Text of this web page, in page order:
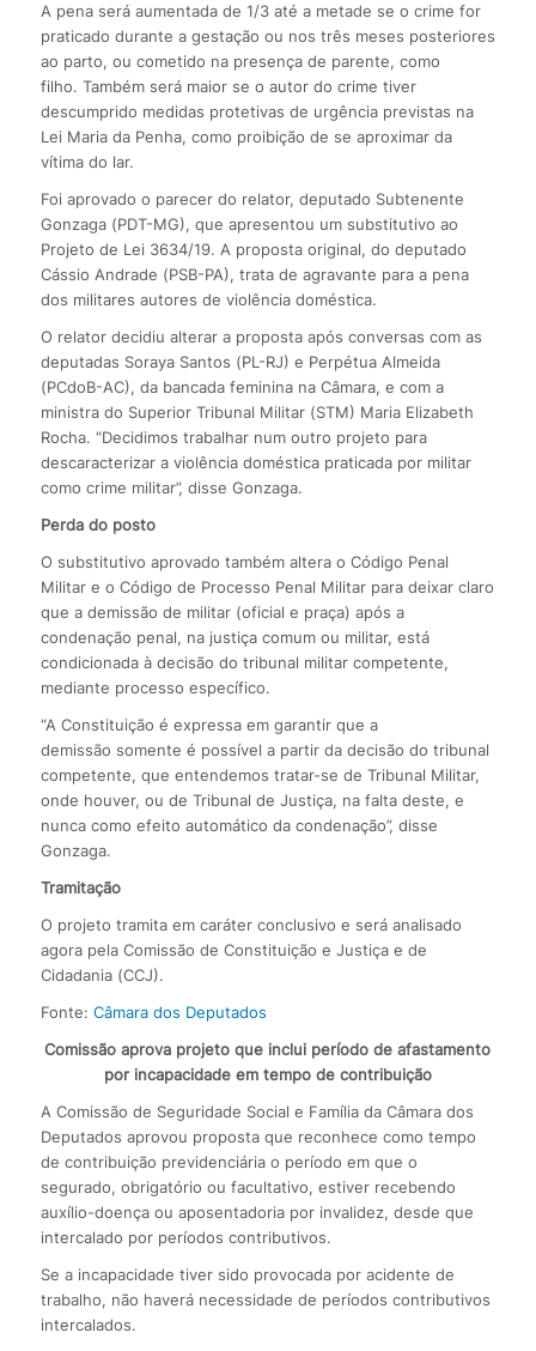
A pena será aumentada de 1/3 até a metade se o crime for
praticado durante a gestação ou nos três meses posteriores
ao parto, ou cometido na presença de parente, como
filho. Também será maior se o autor do crime tiver
descumprido medidas protetivas de urgência previstas na
Lei Maria da Penha, como proibição de se aproximar da
vítima do lar.
Foi aprovado o parecer do relator, deputado Subtenente
Gonzaga (PDT-MG), que apresentou um substitutivo ao
Projeto de Lei 3634/19. A proposta original, do deputado
Cássio Andrade (PSB-PA), trata de agravante para a pena
dos militares autores de violência doméstica.
O relator decidiu alterar a proposta após conversas com as
deputadas Soraya Santos (PL-RJ) e Perpétua Almeida
(PCdoB-AC), da bancada feminina na Câmara, e com a
ministra do Superior Tribunal Militar (STM) Maria Elizabeth
Rocha. “Decidimos trabalhar num outro projeto para
descaracterizar a violência doméstica praticada por militar
como crime militar”, disse Gonzaga.
Perda do posto
O substitutivo aprovado também altera o Código Penal
Militar e o Código de Processo Penal Militar para deixar claro
que a demissão de militar (oficial e praça) após a
condenação penal, na justiça comum ou militar, está
condicionada à decisão do tribunal militar competente,
mediante processo específico.
“A Constituição é expressa em garantir que a
demissão somente é possível a partir da decisão do tribunal
competente, que entendemos tratar-se de Tribunal Militar,
onde houver, ou de Tribunal de Justiça, na falta deste, e
nunca como efeito automático da condenação”, disse
Gonzaga.
Tramitação
O projeto tramita em caráter conclusivo e será analisado
agora pela Comissão de Constituição e Justiça e de
Cidadania (CCJ).
Fonte: Câmara dos Deputados
Comissão aprova projeto que inclui período de afastamento
por incapacidade em tempo de contribuição
A Comissão de Seguridade Social e Família da Câmara dos
Deputados aprovou proposta que reconhece como tempo
de contribuição previdenciária o período em que o
segurado, obrigatório ou facultativo, estiver recebendo
auxílio-doença ou aposentadoria por invalidez, desde que
intercalado por períodos contributivos.
Se a incapacidade tiver sido provocada por acidente de
trabalho, não haverá necessidade de períodos contributivos
intercalados.